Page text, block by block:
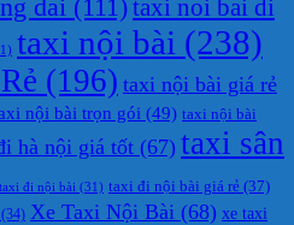
dai (111)taxi noi bai di
taxi nội bài (238)
(196) taxi nội bài giá rẻ
nội bài trọn gói (49) taxi nội bài
hà nội giá tốt (67) taxi sân
taxi đi nội bài (31) taxi đi nội bài giá rẻ (37)
(34) Xe Taxi Nội Bài (68) xe taxi